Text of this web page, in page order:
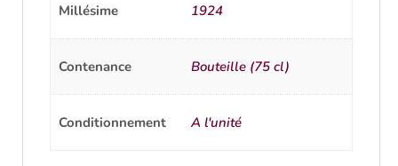
Millésime 1924
Contenance Bouteille (75 cl)
Conditionnement A l'unité